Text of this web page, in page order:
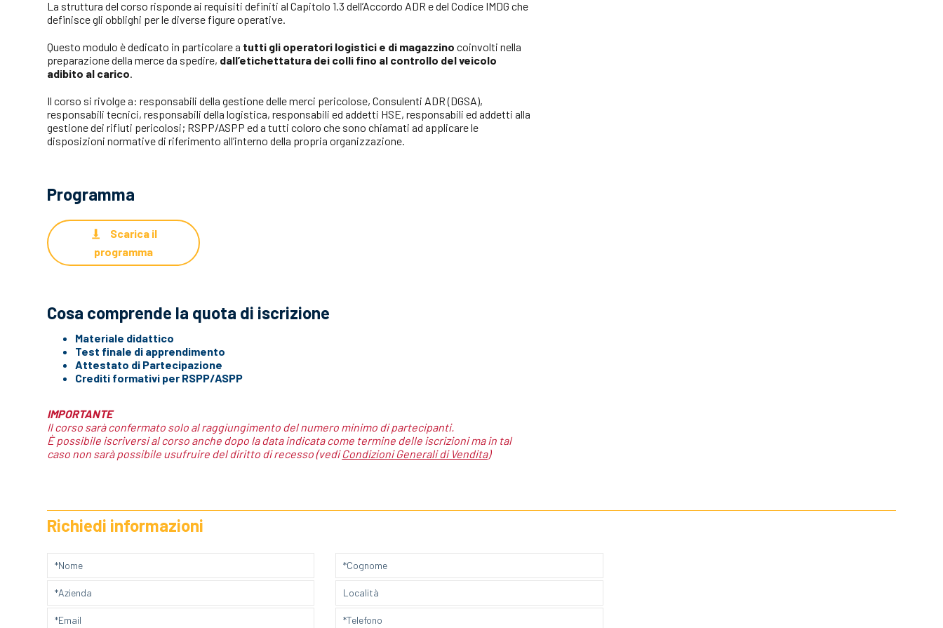
La struttura del corso risponde ai requisiti definiti al Capitolo 1.3 dell’Accordo ADR e del Codice IMDG che
definisce gli obblighi per le diverse figure operative.
Questo modulo è dedicato in particolare a tutti gli operatori logistici e di magazzino coinvolti nella
preparazione della merce da spedire, dall’etichettatura dei colli fino al controllo del veicolo
adibito al carico.
Il corso si rivolge a: responsabili della gestione delle merci pericolose, Consulenti ADR (DGSA),
responsabili tecnici, responsabili della logistica, responsabili ed addetti HSE,responsabili ed addetti alla
gestione dei rifiuti pericolosi; RSPP/ASPP ed a tutti coloro che sono chiamati ad applicare le
disposizioni normative di riferimento all’interno della propria organizzazione.
Programma
Scarica il
programma
Cosa comprende la quota di iscrizione
Materiale didattico
Test finale di apprendimento
Attestato di Partecipazione
Crediti formativi per RSPP/ASPP
IMPORTANTE
Il corso sarà confermato solo al raggiungimento del numero minimo di partecipanti.
È possibile iscriversi al corso anche dopo la data indicata come termine delle iscrizioni ma in tal
caso non sarà possibile usufruire del diritto di recesso (vediCondizioni Generali di Vendita)
Richiedi informazioni